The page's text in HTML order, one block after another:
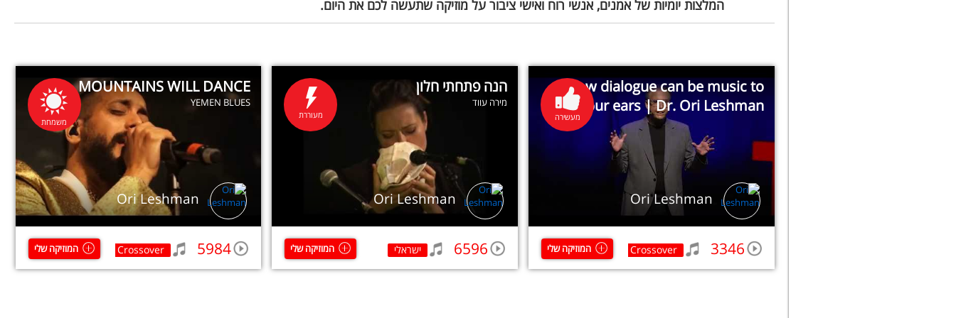
המלצות יומיות של אמנים, אנשי רוח ואישי ציבור על מוזיקה שתעשה לכם את היום.
How dialogue can be music to
your ears | Dr. Ori Leshman
מעשירה
Ori Leshman
3346
Crossover המוזיקה שלי
הנה פתחתי חלון
מירה עווד
מעוררת
Ori Leshman
6596 ישראלי המוזיקה שלי
MOUNTAINS WILL DANCE
YEMEN BLUES
משמחת
Ori Leshman
5984
Crossover המוזיקה שלי